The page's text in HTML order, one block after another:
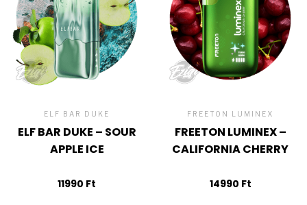
ELF BAR DUKE
ELF BAR DUKE – SOUR
APPLE ICE
11990 Ft
FREETON LUMINEX
FREETON LUMINEX –
CALIFORNIA CHERRY
14990 Ft